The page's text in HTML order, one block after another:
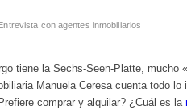
con agentes inmobiliarios
tiene la Sechs-Seen-Platte, mucho
Manuela Ceresa cuenta todo lo
comprar y alquilar? ¿Cuál es la